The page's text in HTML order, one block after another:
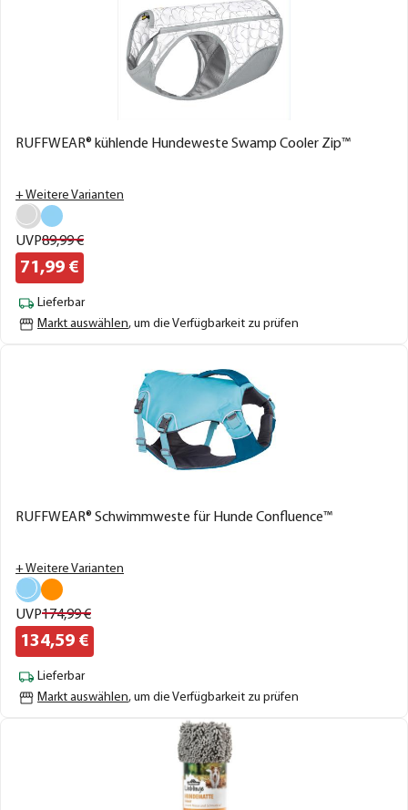
RUFFWEAR® kühlende Hundeweste Swamp Cooler Zip™
+ Weitere Varianten
UVP89,99€
71,99 €
Lieferbar
Markt auswählen, um die Verfügbarkeit zu prüfen
RUFFWEAR® Schwimmweste für Hunde Confluence™
+ Weitere Varianten
UVP174,99€
134,59 €
Lieferbar
Markt auswählen, um die Verfügbarkeit zu prüfen